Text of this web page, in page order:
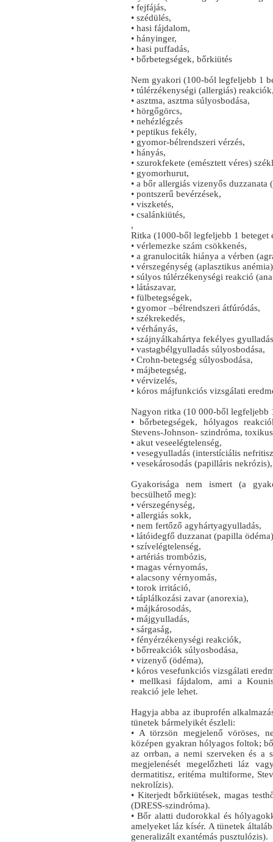
• fejfájás,
• szédülés,
• hasi fájdalom,
• hányinger,
• hasi puffadás,
• bőrbetegségek, bőrkiütés
Nem gyakori (100-ból legfeljebb 1
• túlérzékenységi (allergiás)
• asztma, asztma súlyosbodása,
• hörgőgörcs,
• nehézlégzés
• peptikus fekély,
• gyomor-bélrendszeri vérzés,
• hányás,
• szurokfekete (emésztett véres)
• gyomorhurut,
• a bőr allergiás vizenyős duzzanata
• pontszerű bevérzések,
• viszketés,
• csalánkiütés,
,
Ritka (1000-ből legfeljebb 1 beteget
• vérlemezke szám csökkenés,
• a granulociták hiánya a vérben
• vérszegénység (aplasztikus
• súlyos túlérzékenységi reakció
• látászavar,
• fülbetegségek,
• gyomor –bélrendszeri átfúródás,
• székrekedés,
• vérhányás,
• szájnyálkahártya fekélyes
• vastagbélgyulladás súlyosbodása,
• Crohn-betegség súlyosbodása,
• májbetegség,
• vérvizelés,
• kóros májfunkciós vizsgálati
Nagyon ritka (10 000-ből legfeljebb
• bőrbetegségek, hólyagos
Stevens-Johnson- szindróma,
• akut veseelégtelenség,
• vesegyulladás (interstíciális
• vesekárosodás (papilláris nekrózis),
Gyakorisága nem ismert (a
becsülhető meg):
• vérszegénység,
• allergiás sokk,
• nem fertőző agyhártyagyulladás,
• látóidegfő duzzanat (papilla
• szívelégtelenség,
• artériás trombózis,
• magas vérnyomás,
• alacsony vérnyomás,
• torok irritáció,
• táplálkozási zavar (anorexia),
• májkárosodás,
• májgyulladás,
• sárgaság,
• fényérzékenységi reakciók,
• bőrreakciók súlyosbodása,
• vizenyő (ödéma),
• kóros vesefunkciós vizsgálati
• mellkasi fájdalom, ami a
reakció jele lehet.
Hagyja abba az ibuprofén
tünetek bármelyikét észleli:
• A törzsön megjelenő vöröses,
középen gyakran hólyagos foltok;
az orrban, a nemi szerveken és a
megjelenését megelőzheti láz
dermatitisz, eritéma multiforme,
nekrolízis).
• Kiterjedt bőrkiütések, magas
(DRESS-szindróma).
• Bőr alatti dudorokkal és
amelyeket láz kísér. A tünetek
generalizált exantémás pusztulózis).